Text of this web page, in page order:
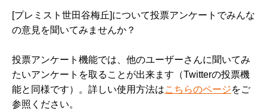
[プレミスト世田谷梅丘]について投票アンケートでみんな
の意見を聞いてみませんか？
投票アンケート機能では、他のユーザーさんに聞いてみ
たいアンケートを取ることが出来ます（Twitterの投票機
能と同様です）。詳しい使用方法はこちらのページをご
参照ください。